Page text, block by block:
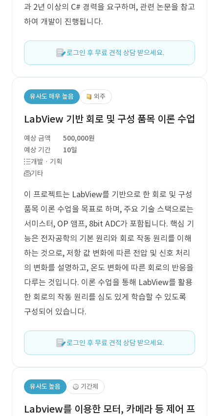
과 2년 이상의 C# 경력을 요구하며, 관련 논문을 참고
하여 개발이 진행됩니다.
로그인 후 무료 견적 상담 받으세요.
유사도 매우 높음 외주
LabView 기반 회로 및 구성 품목 이론 수업
예상 금액
500,000원
예상 기간
10일
개발 · 기획
기타
이 프로젝트는 LabView를 기반으로 한 회로 및 구성
품목 이론 수업을 목표로 하며, 주요 기술 스택으로는
서미스터, OP 앰프, 8bit ADC가 포함됩니다. 핵심 기
능은 전자공학의 기본 원리와 회로 작동 원리를 이해
하는 것으로, 저항 값 변화에 따른 전압 및 신호 처리
의 변화를 설명하고, 온도 변화에 따른 회로의 반응을
다루는 것입니다. 이론 수업을 통해 LabView를 활용
한 회로의 작동 원리를 심도 있게 학습할 수 있도록
구성되어 있습니다.
로그인 후 무료 견적 상담 받으세요.
유사도 높음 기간제
Labview를 이용한 모터, 카메라 등 제어 프